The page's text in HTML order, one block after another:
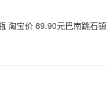
淘宝价 89.90元巴南跳石镇